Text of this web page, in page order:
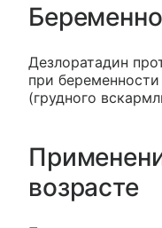
Дезлоратадин
при
(грудного
возрасте